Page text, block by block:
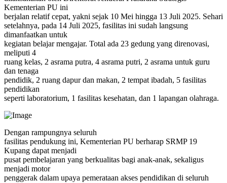
Kementerian PU ini
berjalan relatif cepat, yakni sejak 10 Mei hingga 13 Juli 2025. Sehari
setelahnya, pada 14 Juli 2025, fasilitas ini sudah langsung
dimanfaatkan untuk
kegiatan belajar mengajar. Total ada 23 gedung yang direnovasi,
meliputi 4
ruang kelas, 2 asrama putra, 4 asrama putri, 2 asrama untuk guru
dan tenaga
pendidik, 2 ruang dapur dan makan, 2 tempat ibadah, 5 fasilitas
pendidikan
seperti laboratorium, 1 fasilitas kesehatan, dan 1 lapangan olahraga.
Dengan rampungnya seluruh
fasilitas pendukung ini, Kementerian PU berharap SRMP 19
Kupang dapat menjadi
pusat pembelajaran yang berkualitas bagi anak-anak, sekaligus
menjadi motor
penggerak dalam upaya pemerataan akses pendidikan di seluruh